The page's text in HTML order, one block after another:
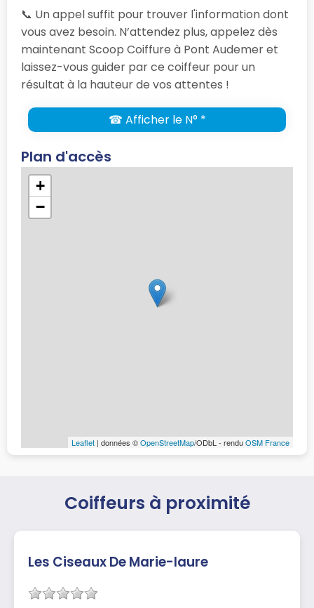
📞 Un appel suffit pour trouver l'information dont
vous avez besoin. N’attendez plus, appelez dès
maintenant Scoop Coiffure à Pont Audemer et
laissez-vous guider par ce coiffeur pour un
résultat à la hauteur de vos attentes !
☎ Afficher le N° *
Plan d'accès
+
−
Leaflet | données ©OpenStreetMap/ODbL - renduOSM France
Coiffeurs à proximité
Les Ciseaux De Marie-laure